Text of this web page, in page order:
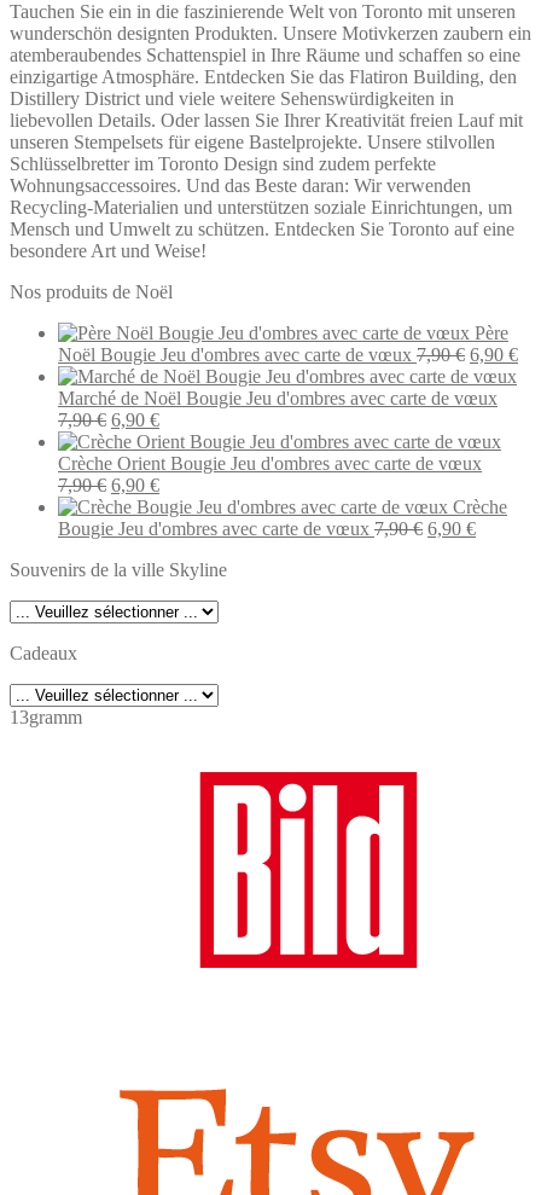
Tauchen Sie ein in die faszinierende Welt von Toronto mit unseren
wunderschön designten Produkten. Unsere Motivkerzen zaubern ein
atemberaubendes Schattenspiel in Ihre Räume und schaffen so eine
einzigartige Atmosphäre. Entdecken Sie das Flatiron Building, den
Distillery District und viele weitere Sehenswürdigkeiten in
liebevollen Details. Oder lassen Sie Ihrer Kreativität freien Lauf mit
unseren Stempelsets für eigene Bastelprojekte. Unsere stilvollen
Schlüsselbretter im Toronto Design sind zudem perfekte
Wohnungsaccessoires. Und das Beste daran: Wir verwenden
Recycling-Materialien und unterstützen soziale Einrichtungen, um
Mensch und Umwelt zu schützen. Entdecken Sie Toronto auf eine
besondere Art und Weise!
Nos produits de Noël
Père
Noël Bougie Jeu d'ombres avec carte de vœux 7,90€ Le
prix
initial
7,90 €.
6,90 €Le
Marché de Noël Bougie Jeu d'ombres avec carte de vœux
7,90€ Le
prix
initial
était :
7,90 €.
6,90 €Le
prix
actuel
est :
6,90 €.
Crèche Orient Bougie Jeu d'ombres avec carte de vœux
7,90€ Le
prix
initial
7,90 €.
6,90 €Le
prix
actuel
6,90 €.
Crèche
Bougie Jeu d'ombres avec carte de vœux 7,90€ Le
6,90 €Le
Souvenirs de la ville Skyline
Cadeaux
13gramm